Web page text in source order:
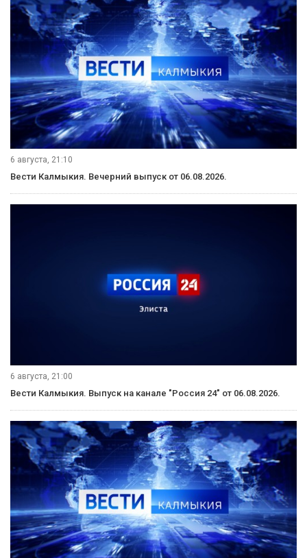
6 августа, 21:10
Вести Калмыкия. Вечерний выпуск от 06.08.2026.
6 августа, 21:00
Вести Калмыкия. Выпуск на канале "Россия 24" от 06.08.2026.